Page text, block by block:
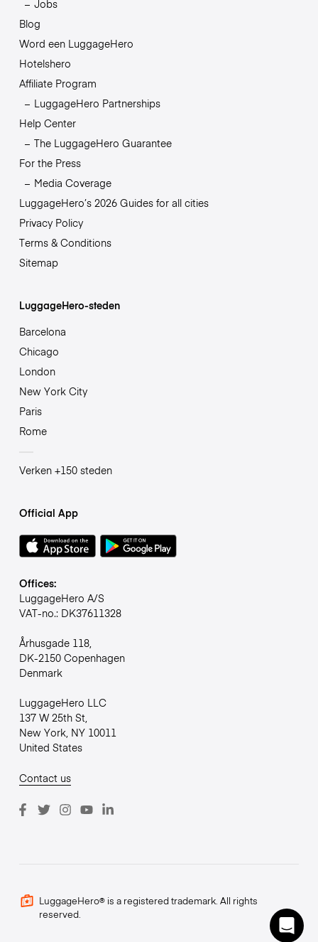
Jobs
Blog
Word een LuggageHero
Hotelshero
Affiliate Program
LuggageHero Partnerships
Help Center
The LuggageHero Guarantee
For the Press
Media Coverage
LuggageHero’s 2026 Guides for all cities
Privacy Policy
Terms & Conditions
Sitemap
LuggageHero-steden
Barcelona
Chicago
London
New York City
Paris
Rome
Verken +150 steden
Official App
Offices:
LuggageHero A/S
VAT-no.: DK37611328
Århusgade 118,
DK-2150 Copenhagen
Denmark
LuggageHero LLC
137 W 25th St,
New York, NY 10011
United States
Contact us
LuggageHero® is a registered trademark. All rights
reserved.